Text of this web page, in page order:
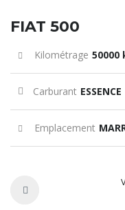
FIAT 500
Kilométrage 50000
Carburant ESSENCE
Emplacement